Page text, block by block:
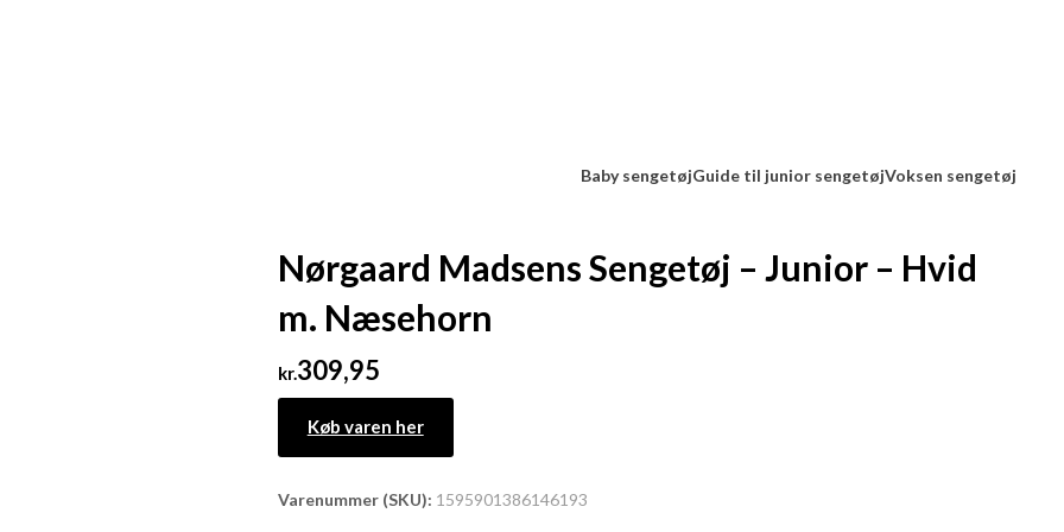
Baby sengetøjGuide til junior sengetøjVoksen sengetøj
Nørgaard Madsens Sengetøj – Junior – Hvid
m. Næsehorn
kr.309,95
Køb varen her
Varenummer (SKU): 1595901386146193